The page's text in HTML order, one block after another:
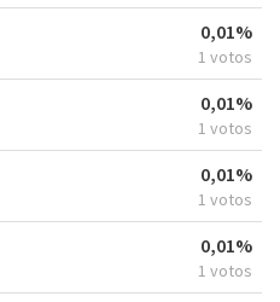
0,01%
1 votos
0,01%
1 votos
0,01%
1 votos
0,01%
1 votos